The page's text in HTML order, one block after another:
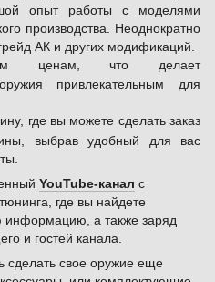
опыт работы с моделями
производства. Неоднократно
АК и других модификаций.
ценам, что делает
привлекательным для
где вы можете сделать заказ
выбрав удобный для вас
YouTube-канал с
где вы найдете
информацию, а также заряд
и гостей канала.
сделать свое оружие еще